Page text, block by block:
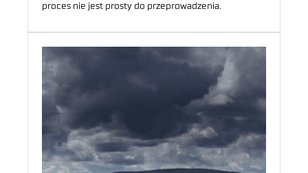
proces nie jest prosty do przeprowadzenia.